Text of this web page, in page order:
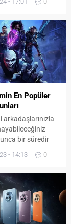
kaynaklanıyor
potansiyeline
belirtiliyor.
En Popüler
arkadaşlarınızla
bir süredir
öncelikli
- 14:13 0